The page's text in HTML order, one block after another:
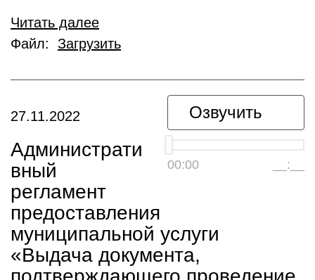
Читать далее
Файл: Загрузить
Озвучить
00:00 __:__
27.11.2022
Администрати
вный
регламент
предоставления
муниципальной услуги
«Выдача документа,